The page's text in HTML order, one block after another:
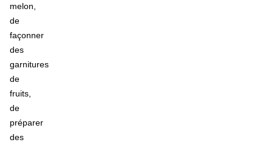
melon,
de
façonner
des
garnitures
de
fruits,
de
préparer
des